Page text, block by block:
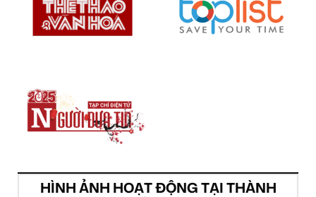
HÌNH ẢNH HOẠT ĐỘNG TẠI THÀNH